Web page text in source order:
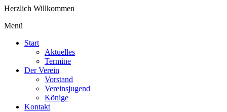
Herzlich Willkommen
Menü
Start
Aktuelles
Termine
Der Verein
Vorstand
Vereinsjugend
Könige
Kontakt